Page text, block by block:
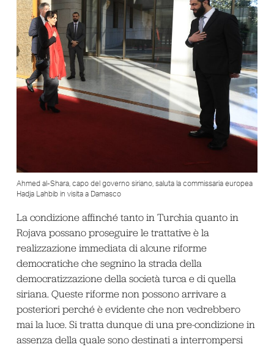
Ahmed al-Shara, capo del governo siriano, saluta la commissaria europea
Hadja Lahbib in visita a Damasco
La condizione affinché tanto in Turchia quanto in
Rojava possano proseguire le trattative è la
realizzazione immediata di alcune riforme
democratiche che segnino la strada della
democratizzazione della società turca e di quella
siriana. Queste riforme non possono arrivare a
posteriori perché è evidente che non vedrebbero
mai la luce. Si tratta dunque di una pre-condizione in
assenza della quale sono destinati a interrompersi